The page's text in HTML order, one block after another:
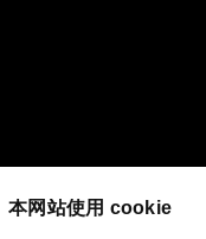
本网站使用 cookie